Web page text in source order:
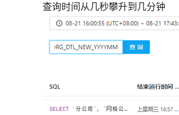
查询时间从几秒攀升到几分钟